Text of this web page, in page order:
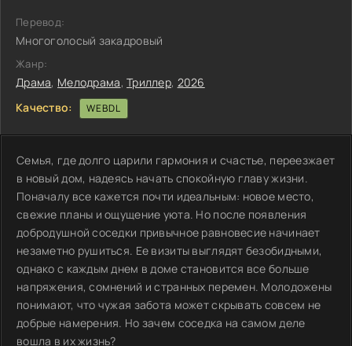
Перевод:
Многоголосый закадровый
Жанр:
Драма, Мелодрама,Триллер, 2026
Качество:
WEBDL
Семья, где долго царили гармония и счастье, переезжает
в новый дом, надеясь начать спокойную главу жизни.
Поначалу все кажется почти идеальным: новое место,
свежие планы и ощущение уюта. Но после появления
добродушной соседки привычное равновесие начинает
незаметно рушиться. Ее визиты выглядят безобидными,
однако с каждым днем в доме становится все больше
напряжения, сомнений и странных перемен. Молодожены
понимают, что чужая забота может скрывать совсем не
добрые намерения. Но зачем соседка на самом деле
вошла в их жизнь?